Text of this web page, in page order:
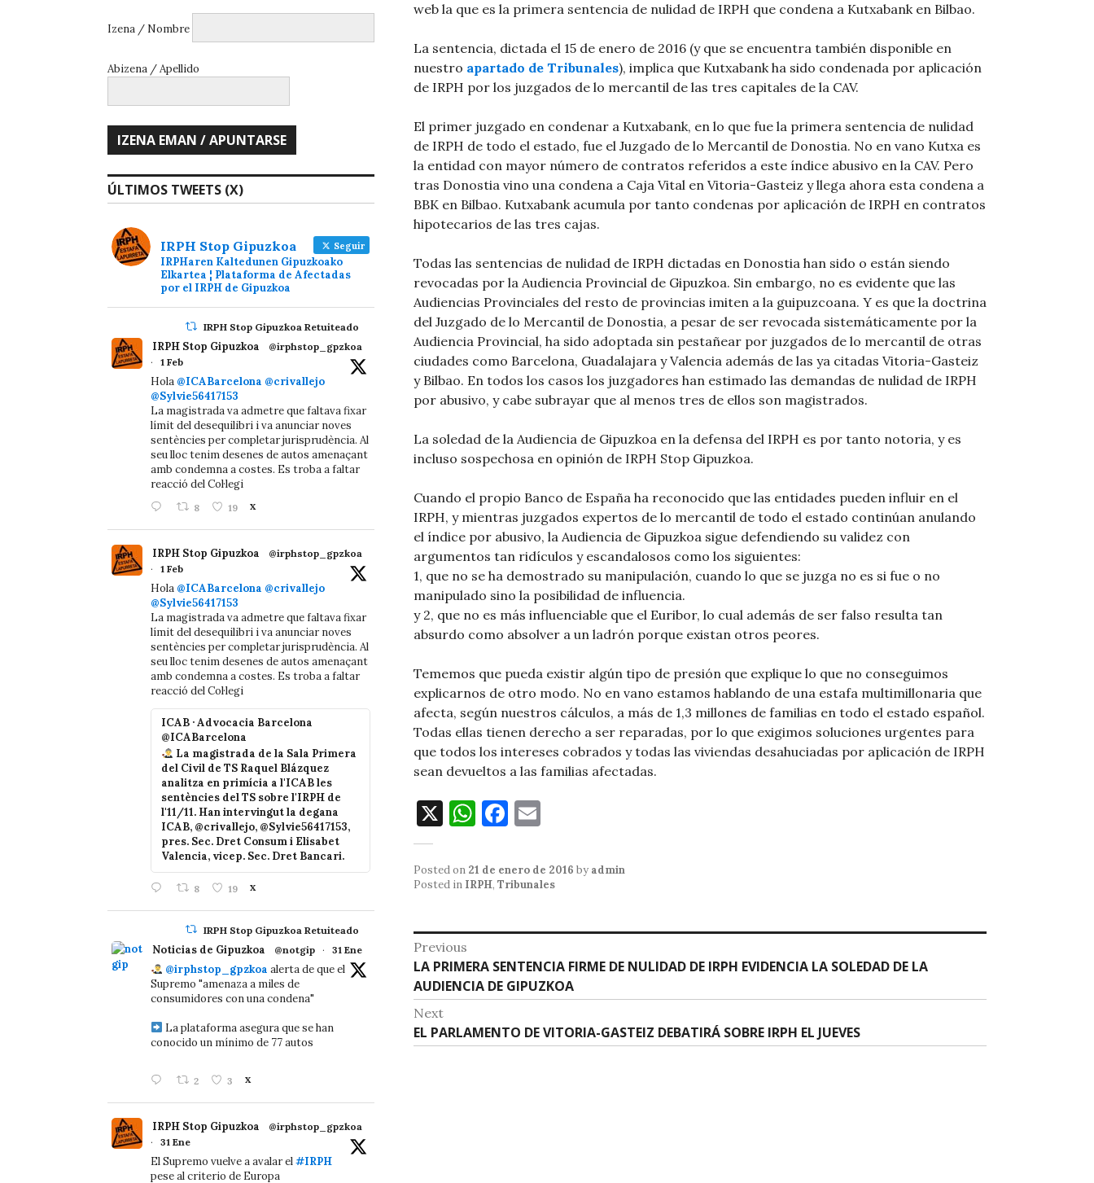
web la que es la primera sentencia de nulidad de IRPH que condena a Kutxabank en Bilbao.
La sentencia, dictada el 15 de enero de 2016 (y que se encuentra también disponible en
nuestro apartado de Tribunales), implica que Kutxabank ha sido condenada por aplicación
de IRPH por los juzgados de lo mercantil de las tres capitales de la CAV.
El primer juzgado en condenar a Kutxabank, en lo que fue la primera sentencia de nulidad
de IRPH de todo el estado, fue el Juzgado de lo Mercantil de Donostia. No en vano Kutxa es
la entidad con mayor número de contratos referidos a este índice abusivo en la CAV. Pero
tras Donostia vino una condena a Caja Vital en Vitoria-Gasteiz y llega ahora esta condena a
BBK en Bilbao. Kutxabank acumula por tanto condenas por aplicación de IRPH en contratos
hipotecarios de las tres cajas.
Todas las sentencias de nulidad de IRPH dictadas en Donostia han sido o están siendo
revocadas por la Audiencia Provincial de Gipuzkoa. Sin embargo, no es evidente que las
Audiencias Provinciales del resto de provincias imiten a la guipuzcoana. Y es que la doctrina
del Juzgado de lo Mercantil de Donostia, a pesar de ser revocada sistemáticamente por la
Audiencia Provincial, ha sido adoptada sin pestañear por juzgados de lo mercantil de otras
ciudades como Barcelona, Guadalajara y Valencia además de las ya citadas Vitoria-Gasteiz
y Bilbao. En todos los casos los juzgadores han estimado las demandas de nulidad de IRPH
por abusivo, y cabe subrayar que al menos tres de ellos son magistrados.
La soledad de la Audiencia de Gipuzkoa en la defensa del IRPH es por tanto notoria, y es
incluso sospechosa en opinión de IRPH Stop Gipuzkoa.
Cuando el propio Banco de España ha reconocido que las entidades pueden influir en el
IRPH, y mientras juzgados expertos de lo mercantil de todo el estado continúan anulando
el índice por abusivo, la Audiencia de Gipuzkoa sigue defendiendo su validez con
argumentos tan ridículos y escandalosos como los siguientes:
1, que no se ha demostrado su manipulación, cuando lo que se juzga no es si fue o no
manipulado sino la posibilidad de influencia.
y 2, que no es más influenciable que el Euribor, lo cual además de ser falso resulta tan
absurdo como absolver a un ladrón porque existan otros peores.
Tememos que pueda existir algún tipo de presión que explique lo que no conseguimos
explicarnos de otro modo. No en vano estamos hablando de una estafa multimillonaria que
afecta, según nuestros cálculos, a más de 1,3 millones de familias en todo el estado español.
Todas ellas tienen derecho a ser reparadas, por lo que exigimos soluciones urgentes para
que todos los intereses cobrados y todas las viviendas desahuciadas por aplicación de IRPH
sean devueltos a las familias afectadas.
X W
at
s
p
p
F
c
e
o
o
k
ai
l
Posted on 21 de enero de 2016 by admin
Posted in IRPH, Tribunales
Navegación
de
entradas
Previous
Previous
post:
LA PRIMERA SENTENCIA FIRME DE NULIDAD DE IRPH EVIDENCIA LA SOLEDAD DE LA
AUDIENCIA DE GIPUZKOA
Next
Next
post:
EL PARLAMENTO DE VITORIA-GASTEIZ DEBATIRÁ SOBRE IRPH EL JUEVES
Izena / Nombre
Abizena / Apellido
ÚLTIMOS TWEETS (X)
IRPH Stop Gipuzkoa Seguir
IRPHaren Kaltedunen Gipuzkoako
Elkartea ¦ Plataforma de Afectadas
por el IRPH de Gipuzkoa
IRPH Stop Gipuzkoa Retuiteado
IRPH Stop Gipuzkoa
@irphstop_gpzkoa
·
1 Feb
Hola @ICABarcelona @crivallejo
@Sylvie56417153
La magistrada va admetre que faltava fixar
límit del desequilibri i va anunciar noves
sentències per completar jurisprudència. Al
seu lloc tenim desenes de autos amenaçant
amb condemna a costes. Es troba a faltar
reacció del Col·legi
8 19 X
IRPH Stop Gipuzkoa
@irphstop_gpzkoa
·
1 Feb
Hola @ICABarcelona @crivallejo
@Sylvie56417153
La magistrada va admetre que faltava fixar
límit del desequilibri i va anunciar noves
sentències per completar jurisprudència. Al
seu lloc tenim desenes de autos amenaçant
amb condemna a costes. Es troba a faltar
reacció del Col·legi
ICAB · Advocacia Barcelona
@ICABarcelona
La magistrada de la Sala Primera
del Civil de TS Raquel Blázquez
analitza en primícia a l'ICAB les
sentències del TS sobre l'IRPH de
l'11/11. Han intervingut la degana
ICAB, @crivallejo, @Sylvie56417153,
pres. Sec. Dret Consum i Elisabet
Valencia, vicep. Sec. Dret Bancari.
8 19 X
IRPH Stop Gipuzkoa Retuiteado
Noticias de Gipuzkoa @notgip · 31 Ene
@irphstop_gpzkoa alerta de que el
Supremo "amenaza a miles de
consumidores con una condena"
La plataforma asegura que se han
conocido un mínimo de 77 autos
2 3 X
IRPH Stop Gipuzkoa
@irphstop_gpzkoa
·
31 Ene
El Supremo vuelve a avalar el#IRPH
pese al criterio de Europa